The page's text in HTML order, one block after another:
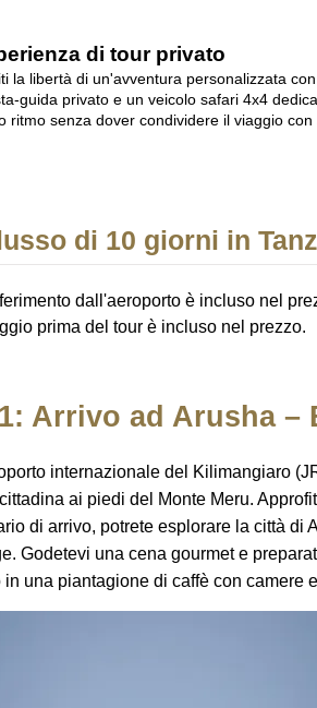
di tour privato
la libertà di un'avventura personalizzata
guida privato e un veicolo safari 4x4
ritmo senza dover condividere il viaggio con
di 10 giorni in
dall'aeroporto è incluso nel
prima del tour è incluso nel prezzo.
Arrivo ad Arusha –
internazionale del Kilimangiaro
ai piedi del Monte Meru.
di arrivo, potrete esplorare la città
Godetevi una cena gourmet e
in una piantagione di caffè con camere